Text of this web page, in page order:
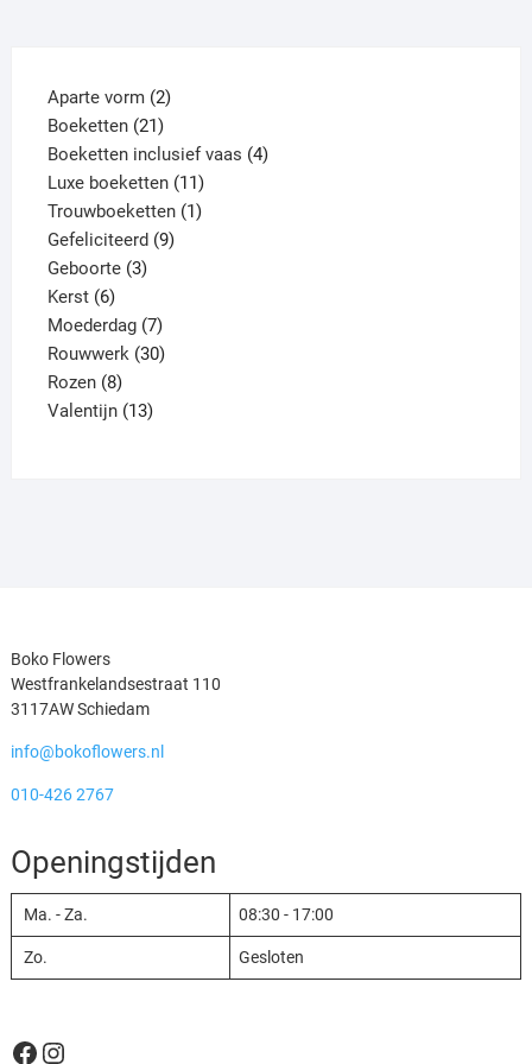
productpagina
Aparte vorm 22
producten
Boeketten 2121
producten
Boeketten inclusief vaas 44
Luxe boeketten 1111
producten
Trouwboeketten 11
Gefeliciteerd 99
Geboorte 33
Kerst 66
producten
Moederdag 77
producten
Rouwwerk 3030
Rozen 88
producten
Valentijn 1313
Boko Flowers
Westfrankelandsestraat 110
3117AW Schiedam
info@bokoflowers.nl
010-426 2767
Openingstijden
Ma. - Za. 08:30 - 17:00
Zo. Gesloten
Facebook
Instagram